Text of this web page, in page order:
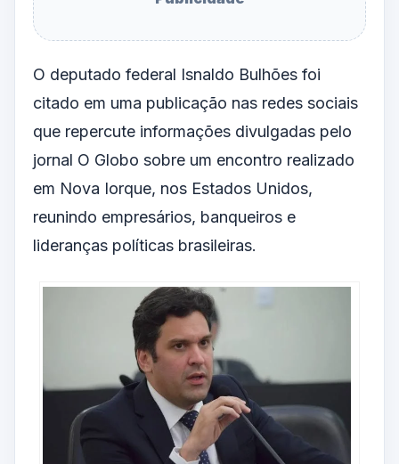
O deputado federal Isnaldo Bulhões foi
citado em uma publicação nas redes sociais
que repercute informações divulgadas pelo
jornal O Globo sobre um encontro realizado
em Nova Iorque, nos Estados Unidos,
reunindo empresários, banqueiros e
lideranças políticas brasileiras.